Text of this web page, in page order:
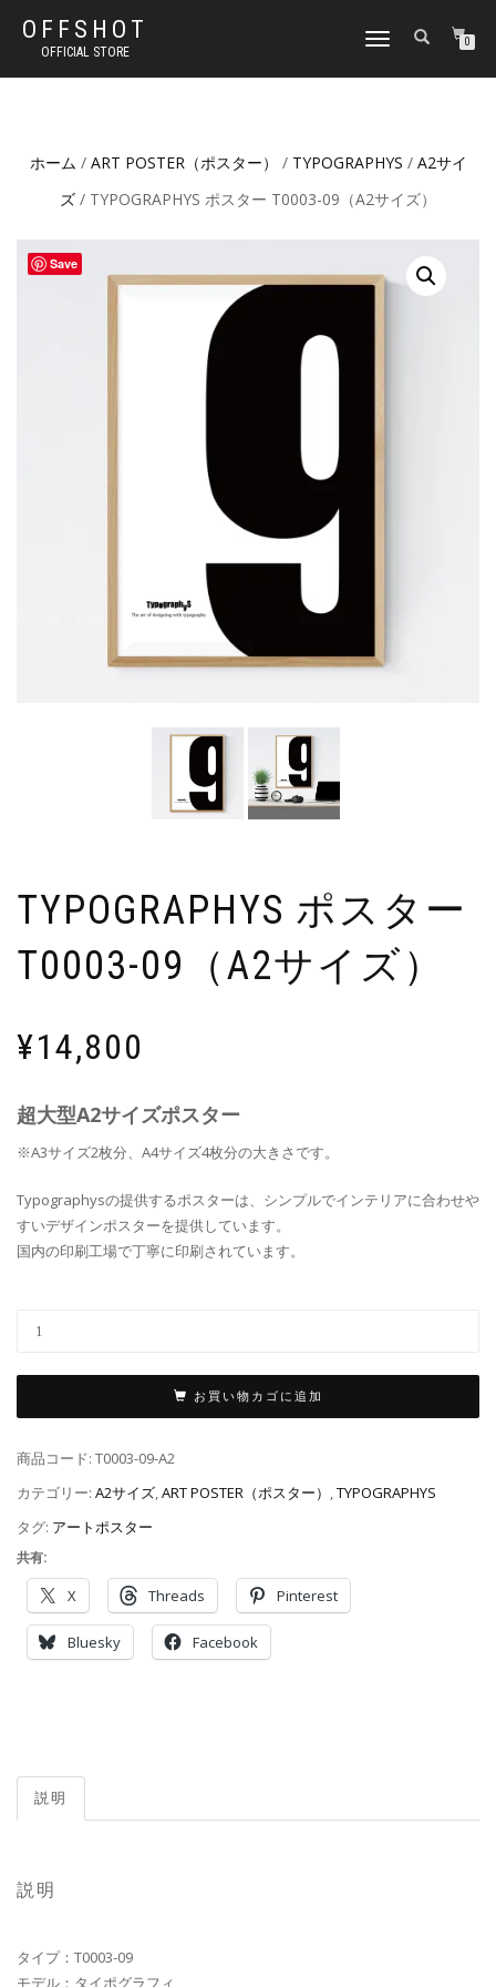
OFFSHOT
OFFICIAL STORE
ナ
ゲ
ン
り
0
ホーム / ART POSTER（ポスター） / TYPOGRAPHYS / A2サイ
ズ / TYPOGRAPHYS ポスター T0003-09（A2サイズ）
Save
TYPOGRAPHYS ポスター
T0003-09（A2サイズ）
¥14,800
超大型A2サイズポスター
※A3サイズ2枚分、A4サイズ4枚分の大きさです。
Typographysの提供するポスターは、シンプルでインテリアに合わせや
すいデザインポスターを提供しています。
国内の印刷工場で丁寧に印刷されています。
お買い物カゴに追加
商品コード: T0003-09-A2
カテゴリー: A2サイズ,ART POSTER（ポスター） ,TYPOGRAPHYS
タグ: アートポスター
共有:
X Threads Pinterest
Bluesky Facebook
説明
説明
タイプ：T0003-09
モデル：タイポグラフィ